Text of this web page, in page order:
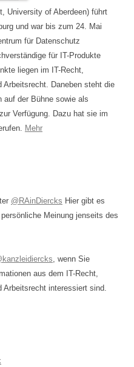
University of Aberdeen) führt
und war bis zum 24. Mai
für Datenschutz
für IT-Produkte
liegen im IT-Recht,
Arbeitsrecht. Daneben steht die
auf der Bühne sowie als
Verfügung. Dazu hat sie im
Mehr
@RAinDiercks Hier gibt es
Meinung jenseits des
, wenn Sie
aus dem IT-Recht,
Arbeitsrecht interessiert sind.